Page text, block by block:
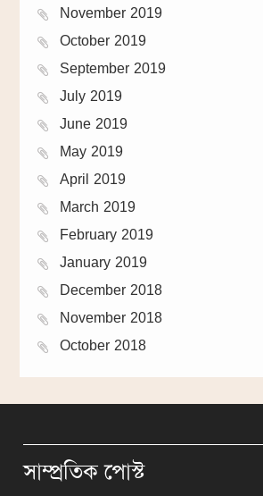
November 2019
October 2019
September 2019
July 2019
June 2019
May 2019
April 2019
March 2019
February 2019
January 2019
December 2018
November 2018
October 2018
সাম্প্রতিক পোস্ট